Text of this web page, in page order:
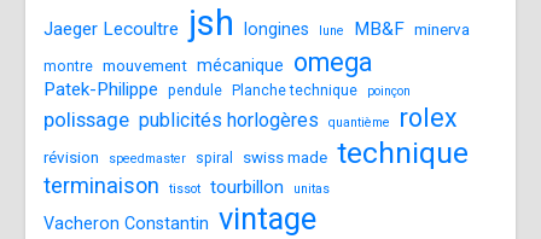
Jaeger Lecoultre jsh longines lune MB&F minerva
montre mouvement mécanique omega
Patek-Philippe pendule Planche technique poinçon
polissage publicités horlogères quantième rolex
révision speedmaster spiral swiss made technique
terminaison tissot tourbillon unitas
Vacheron Constantin vintage